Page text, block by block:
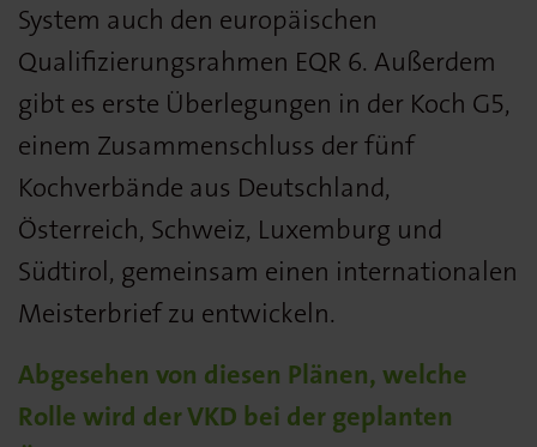
System auch den europäischen
Qualifizierungsrahmen EQR 6. Außerdem
gibt es erste Überlegungen in der Koch G5,
einem Zusammenschluss der fünf
Kochverbände aus Deutschland,
Österreich, Schweiz, Luxemburg und
Südtirol, gemeinsam einen internationalen
Meisterbrief zu entwickeln.
Abgesehen von diesen Plänen, welche
Rolle wird der VKD bei der geplanten